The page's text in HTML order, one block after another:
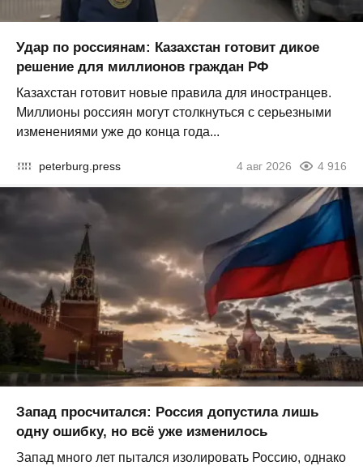
Удар по россиянам: Казахстан готовит дикое
решение для миллионов граждан РФ
Казахстан готовит новые правила для иностранцев.
Миллионы россиян могут столкнуться с серьезными
изменениями уже до конца года...
peterburg.press 4 авг 2026 4 916
Запад просчитался: Россия допустила лишь
одну ошибку, но всё уже изменилось
Запад много лет пытался изолировать Россию, однако